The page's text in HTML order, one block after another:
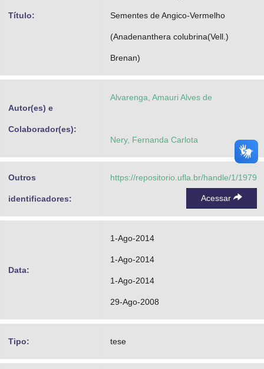
Título: Sementes de Angico-Vermelho
(Anadenanthera colubrina(Vell.)
Brenan)
Autor(es) e
Colaborador(es):
Alvarenga, Amauri Alves de
Nery, Fernanda Carlota
Outros
identificadores:
https://repositorio.ufla.br/handle/1/1979
Acessar
Data:
1-Ago-2014
1-Ago-2014
1-Ago-2014
29-Ago-2008
Tipo: tese